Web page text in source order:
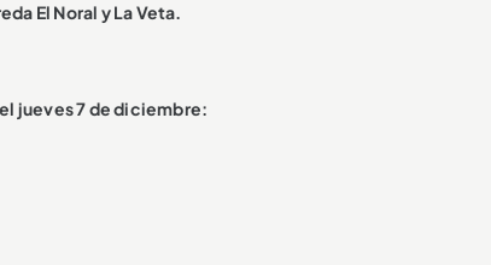
El Noral y La Veta.
jueves 7 de diciembre: